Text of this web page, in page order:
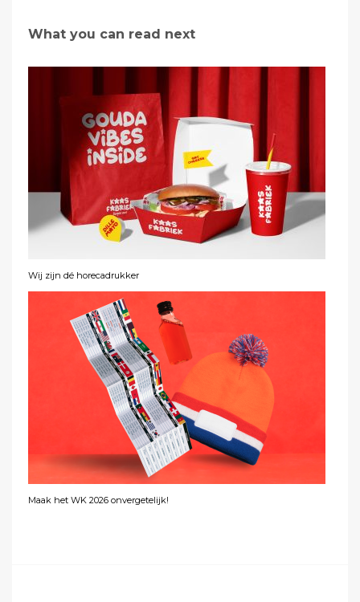
What you can read next
Wij zijn dé horecadrukker
Maak het WK 2026 onvergetelijk!